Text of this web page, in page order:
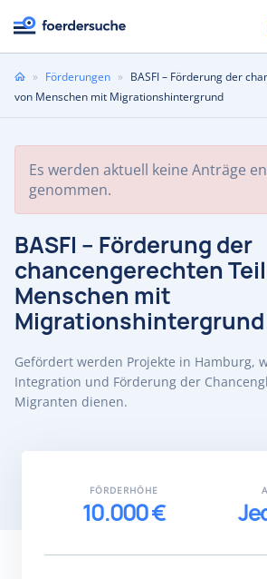
Sie
sind
» Förderungen » BASFI – Förderung der
von Menschen mit Migrationshintergrund
Es werden aktuell keine Anträge
genommen.
BASFI – Förderung der
chancengerechten
Menschen mit
Migrationshintergrund
Gefördert werden Projekte in Hamburg,
Integration und Förderung der
Migranten dienen.
FÖRDERHÖHE
10.000 €